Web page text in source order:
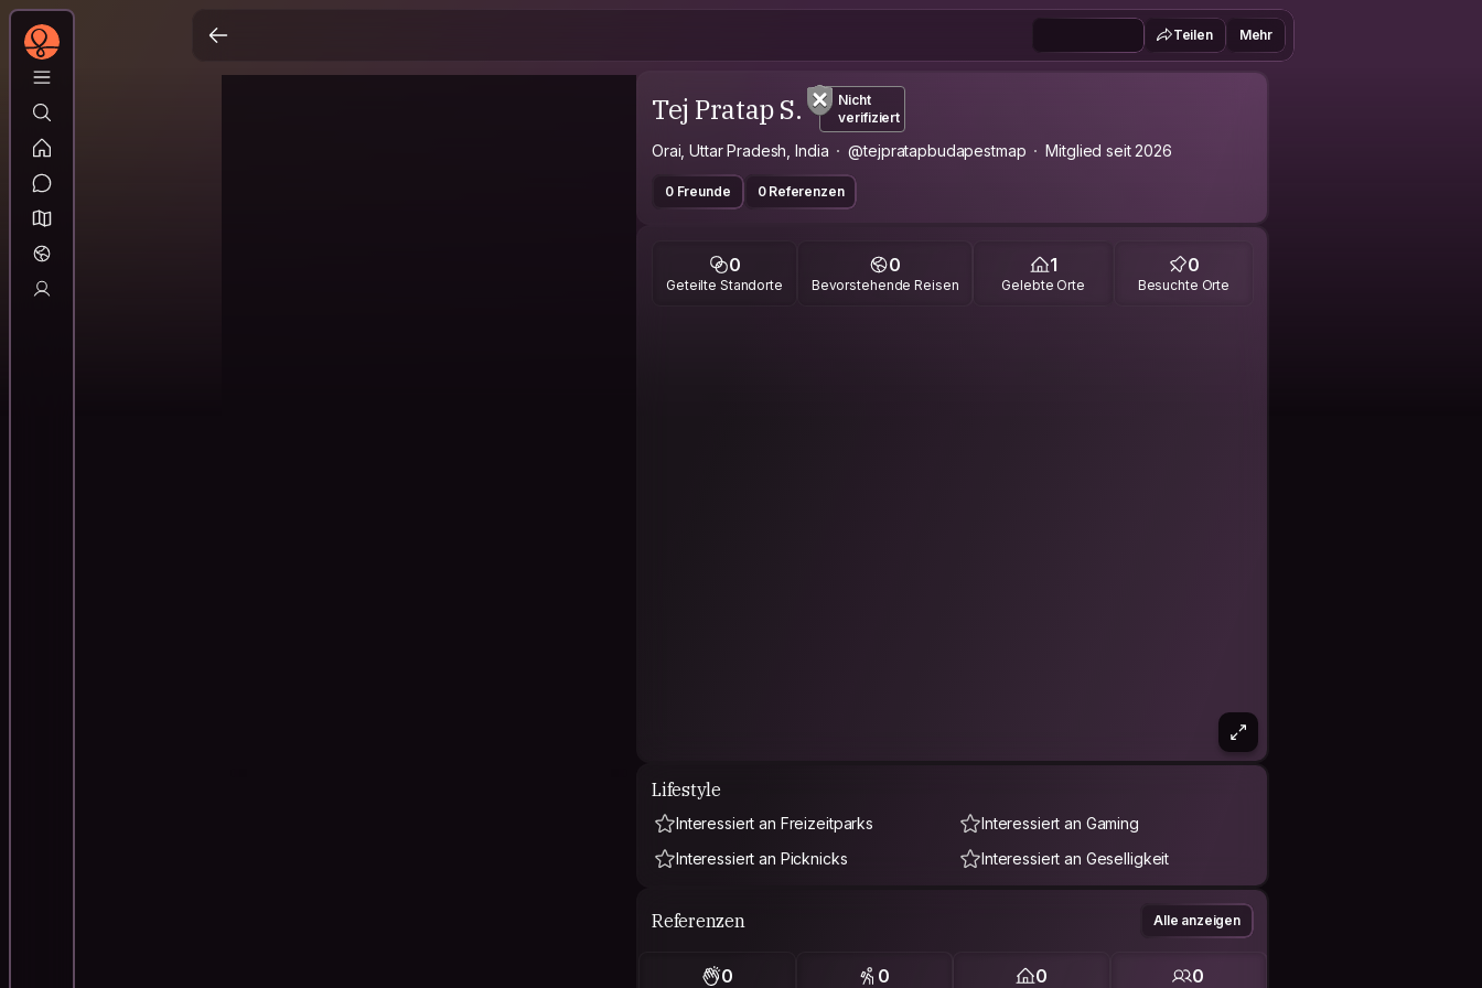
Teilen Mehr
Tej Pratap S.
Nicht
verifiziert
Orai, Uttar Pradesh, India @tejpratapbudapestmap Mitglied seit 2026
0 Freunde 0 Referenzen
0
Geteilte Standorte
0
Bevorstehende Reisen
1
Gelebte Orte
0
Besuchte Orte
Lifestyle
Interessiert an Freizeitparks
Interessiert an Gaming
Interessiert an Picknicks
Interessiert an Geselligkeit
Referenzen Alle anzeigen
0 0 0 0